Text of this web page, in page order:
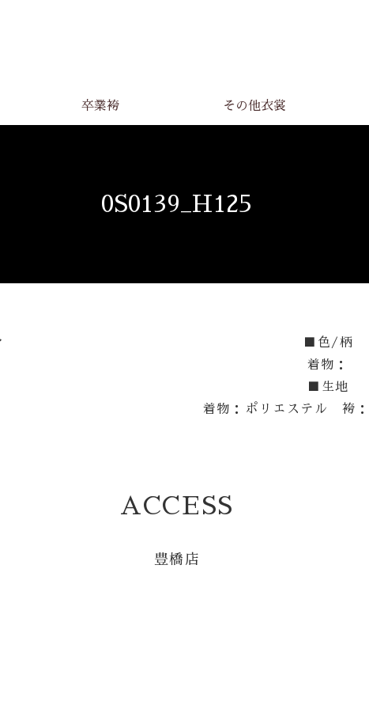
卒業袴 その他衣裳
0S0139_H125
■色/柄
着物：
■生地
着物：ポリエステル 袴：
ACCESS
豊橋店